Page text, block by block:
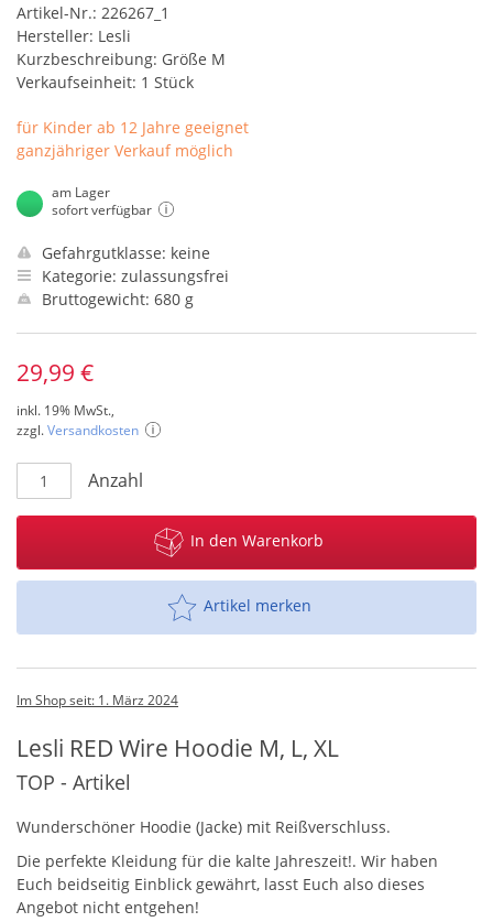
Artikel-Nr.: 226267_1
Hersteller: Lesli
Kurzbeschreibung: Größe M
Verkaufseinheit: 1 Stück
für Kinder ab 12 Jahre geeignet
ganzjähriger Verkauf möglich
am Lager
sofort verfügbar
Gefahrgutklasse: keine
Kategorie: zulassungsfrei
Bruttogewicht: 680 g
29,99 €
inkl. 19% MwSt.,
zzgl.Versandkosten
Anzahl
In den Warenkorb
Artikel merken
Im Shop seit: 1. März 2024
Lesli RED Wire Hoodie M, L, XL
TOP - Artikel
Wunderschöner Hoodie (Jacke) mit Reißverschluss.
Die perfekte Kleidung für die kalte Jahreszeit!. Wir haben
Euch beidseitig Einblick gewährt, lasst Euch also dieses
Angebot nicht entgehen!